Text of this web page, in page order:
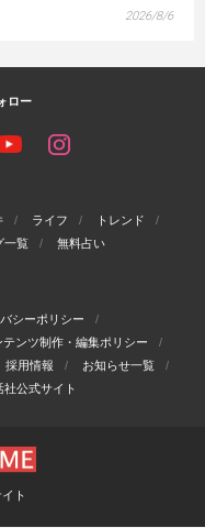
2026/8/6
ロー
ライフ
トレンド
一覧 無料占い
シーポリシー
テンツ制作・編集ポリシー
採用情報
お知らせ一覧
社公式サイト
ト